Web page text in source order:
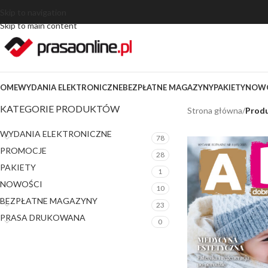
Skip to main content
WYDANIA ELEKTRONICZNEBEZPŁATNE MAGAZYNYPAKIETY
KATEGORIE PRODUKTÓW
WYDANIA ELEKTRONICZNE 78
PROMOCJE 28
PAKIETY 1
NOWOŚCI 10
BEZPŁATNE MAGAZYNY 23
PRASA DRUKOWANA 0
Strona główna/